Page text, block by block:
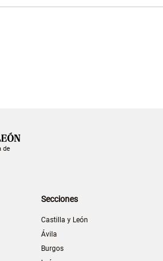
de
Secciones
Castilla y León
Ávila
Burgos